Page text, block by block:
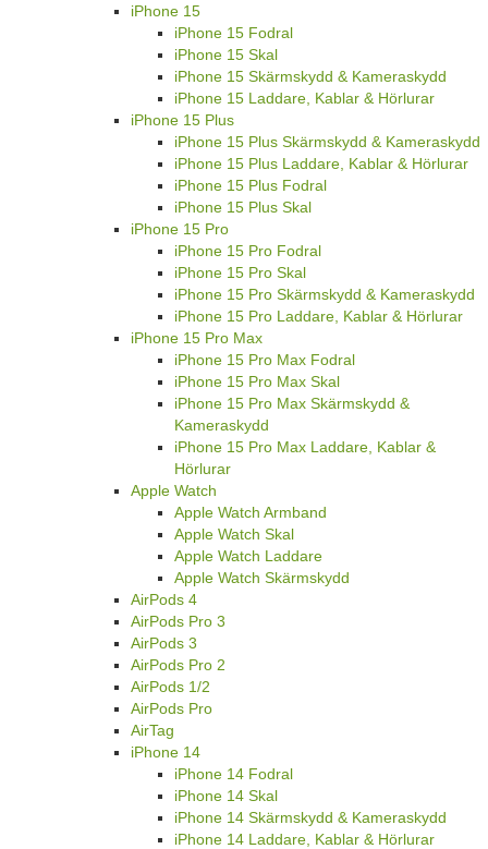
iPhone 15
iPhone 15 Fodral
iPhone 15 Skal
iPhone 15 Skärmskydd & Kameraskydd
iPhone 15 Laddare, Kablar & Hörlurar
iPhone 15 Plus
iPhone 15 Plus Skärmskydd & Kameraskydd
iPhone 15 Plus Laddare, Kablar & Hörlurar
iPhone 15 Plus Fodral
iPhone 15 Plus Skal
iPhone 15 Pro
iPhone 15 Pro Fodral
iPhone 15 Pro Skal
iPhone 15 Pro Skärmskydd & Kameraskydd
iPhone 15 Pro Laddare, Kablar & Hörlurar
iPhone 15 Pro Max
iPhone 15 Pro Max Fodral
iPhone 15 Pro Max Skal
iPhone 15 Pro Max Skärmskydd &
Kameraskydd
iPhone 15 Pro Max Laddare, Kablar &
Hörlurar
Apple Watch
Apple Watch Armband
Apple Watch Skal
Apple Watch Laddare
Apple Watch Skärmskydd
AirPods 4
AirPods Pro 3
AirPods 3
AirPods Pro 2
AirPods 1/2
AirPods Pro
AirTag
iPhone 14
iPhone 14 Fodral
iPhone 14 Skal
iPhone 14 Skärmskydd & Kameraskydd
iPhone 14 Laddare, Kablar & Hörlurar